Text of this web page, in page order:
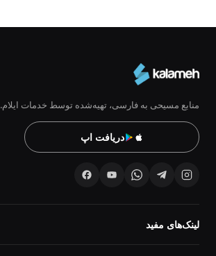
منابع مسیحی به فارسی، تهیه‌شده توسط خدمات ایلام.
دریافت اپ
لینک‌های مفید